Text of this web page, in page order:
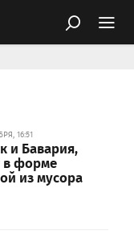
16:51
и Бавария,
в форме
из мусора